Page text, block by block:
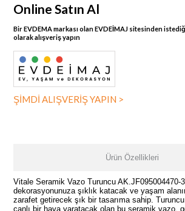
Online Satın Al
Bir EVDEMA markası olan EVDEİMAJ sitesinden
olarak alışveriş yapın
ŞİMDİ ALIŞVERİŞ YAPIN >
Ürün Özellikleri
Vitale Seramik Vazo Turuncu AK.JF095004470-
dekorasyonunuza şıklık katacak ve yaşam
zarafet getirecek şık bir tasarıma sahip.
canlı bir hava yaratacak olan bu seramik vazo,